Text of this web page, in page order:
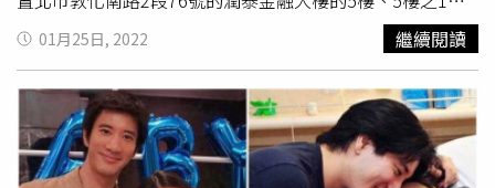
有人來談到好的價格，都願意出售，「市場成交的不多，但
有成交的價格都很高，現在都漫天喊價，價格沒個準。」瑞
普萊坊市場研究暨顧問部總監黃舒衛分析，礁溪土地占宜蘭
縣20分之1，卻擁有總計70公頃的數個重劃案，這麼小的地
方卻有這麼多的保護區、重劃區，全台獨有，其中以遠東工
商綜合區及近24公頃的休閒渡假區討論度最高，遠東集團已
樓之2、16樓、16樓之1、16樓之2、19樓~24樓共達8個樓
層。土地折合202.65坪，建物折合3,052.66坪。另以120.5
億元買進位於中市西屯區市政路400~408號整棟的「市政核
心」商辦大樓，土地折合1,176.21坪，建物折合23,529,22
坪。業界對中壽破百億單筆買下整棟，認為可能是創下台灣
房地產界第3筆紀錄。根據負責銷售的瑞普萊坊透露，另兩
01月25日, 2022 繼續閱讀